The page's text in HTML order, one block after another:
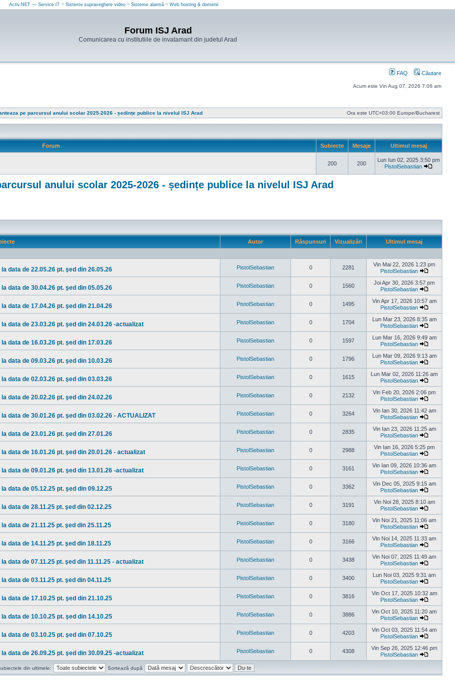
Activ.NET — Service IT ~ Sisteme supraveghere video ~ Sisteme alarmă ~ Web hosting & domenii
Forum ISJ Arad
Comunicarea cu institutiile de invatamant din judetul Arad
FAQ Căutare
Acum este Vin Aug 07, 2026 7:06 am
pe parcursul anului scolar 2025-2026 - ședințe publice la nivelul ISJ Arad Ora este UTC+03:00 Europe/Bucharest
Forum Subiecte Mesaje Ultimul mesaj
200 200
Lun Iun 02, 2025 3:50 pm
PistolSebastian
anului scolar 2025-2026 - ședințe publice la nivelul ISJ Arad
Autor Răspunsuri Vizualizări Ultimul mesaj
data de 22.05.26 pt. şed din 26.05.26 PistolSebastian 0 2281
Vin Mai 22, 2026 1:23 pm
PistolSebastian
Vezi
ultimul
data de 30.04.26 pt. şed din 05.05.26 PistolSebastian 0 1560
Joi Apr 30, 2026 3:57 pm
PistolSebastian
Vezi
ultimul
data de 17.04.26 pt. şed din 21.04.26 PistolSebastian 0 1495
Vin Apr 17, 2026 10:57 am
PistolSebastian
Vezi
ultimul
data de 23.03.26 pt. şed din 24.03.26 -actualizat PistolSebastian 0 1704
Lun Mar 23, 2026 8:35 am
PistolSebastian
Vezi
ultimul
data de 16.03.26 pt. şed din 17.03.26 PistolSebastian 0 1597
Lun Mar 16, 2026 9:49 am
PistolSebastian
Vezi
ultimul
data de 09.03.26 pt. şed din 10.03.26 PistolSebastian 0 1796
Lun Mar 09, 2026 9:13 am
PistolSebastian
Vezi
ultimul
data de 02.03.26 pt. şed din 03.03.26 PistolSebastian 0 1615
Lun Mar 02, 2026 11:26 am
PistolSebastian
Vezi
ultimul
data de 20.02.26 pt. şed din 24.02.26 PistolSebastian 0 2132
Vin Feb 20, 2026 2:06 pm
PistolSebastian
Vezi
ultimul
de 30.01.26 pt. şed din 03.02.26 - ACTUALIZAT PistolSebastian 0 3264
Vin Ian 30, 2026 11:42 am
PistolSebastian
Vezi
ultimul
data de 23.01.26 pt. şed din 27.01.26 PistolSebastian 0 2835
Vin Ian 23, 2026 11:25 am
PistolSebastian
Vezi
ultimul
data de 16.01.26 pt. şed din 20.01.26 - actualizat PistolSebastian 0 2988
Vin Ian 16, 2026 5:25 pm
PistolSebastian
Vezi
ultimul
data de 09.01.26 pt. şed din 13.01.26 -actualizat PistolSebastian 0 3161
Vin Ian 09, 2026 10:36 am
PistolSebastian
Vezi
ultimul
data de 05.12.25 pt. şed din 09.12.25 PistolSebastian 0 3362
Vin Dec 05, 2025 9:15 am
PistolSebastian
Vezi
ultimul
data de 28.11.25 pt. şed din 02.12.25 PistolSebastian 0 3191
Vin Noi 28, 2025 8:10 am
PistolSebastian
Vezi
ultimul
data de 21.11.25 pt. şed din 25.11.25 PistolSebastian 0 3180
Vin Noi 21, 2025 11:06 am
PistolSebastian
Vezi
ultimul
data de 14.11.25 pt. şed din 18.11.25 PistolSebastian 0 3166
Vin Noi 14, 2025 11:33 am
PistolSebastian
Vezi
ultimul
de 07.11.25 pt. şed din 11.11.25 - actualizat PistolSebastian 0 3438
Vin Noi 07, 2025 11:49 am
PistolSebastian
Vezi
ultimul
data de 03.11.25 pt. şed din 04.11.25 PistolSebastian 0 3400
Lun Noi 03, 2025 9:31 am
PistolSebastian
Vezi
ultimul
data de 17.10.25 pt. şed din 21.10.25 PistolSebastian 0 3816
Vin Oct 17, 2025 10:32 am
PistolSebastian
Vezi
ultimul
data de 10.10.25 pt. şed din 14.10.25 PistolSebastian 0 3886
Vin Oct 10, 2025 11:20 am
PistolSebastian
Vezi
ultimul
data de 03.10.25 pt. şed din 07.10.25 PistolSebastian 0 4203
Vin Oct 03, 2025 11:54 am
PistolSebastian
Vezi
ultimul
data de 26.09.25 pt. şed din 30.09.25 -actualizat PistolSebastian 0 4308
Vin Sep 26, 2025 12:46 pm
PistolSebastian
Vezi
din ultimele: Sortează după